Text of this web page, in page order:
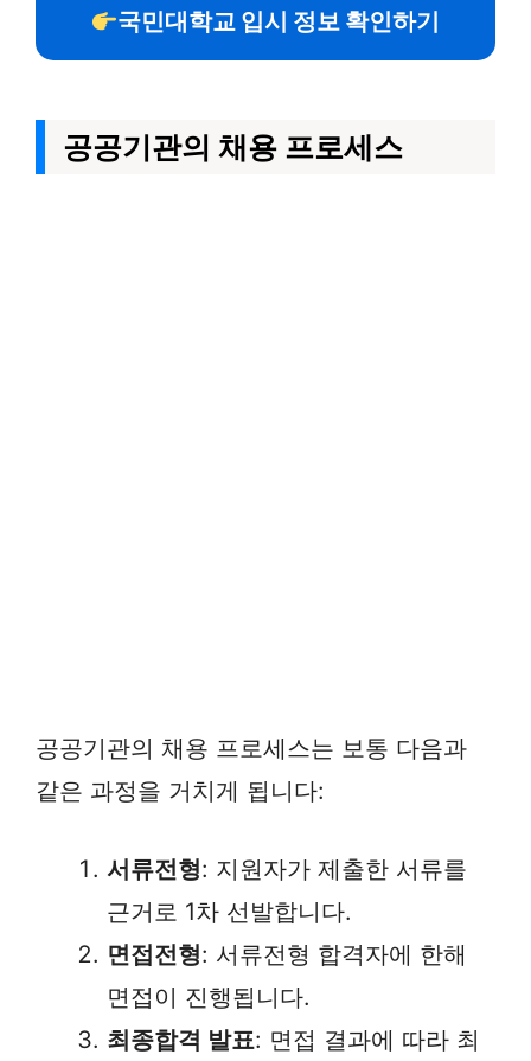
국민대학교 입시 정보 확인하기
공공기관의 채용 프로세스
공공기관의 채용 프로세스는 보통 다음과
같은 과정을 거치게 됩니다:
서류전형: 지원자가 제출한 서류를
근거로 1차 선발합니다.
면접전형: 서류전형 합격자에 한해
면접이 진행됩니다.
최종합격 발표: 면접 결과에 따라 최